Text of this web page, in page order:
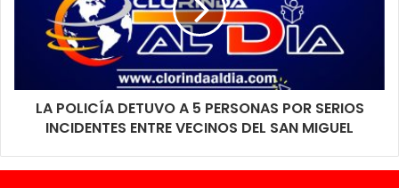
LA POLICÍA DETUVO A 5 PERSONAS POR SERIOS
INCIDENTES ENTRE VECINOS DEL SAN MIGUEL